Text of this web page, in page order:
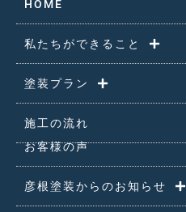
HOME
私たちができること
塗装プラン
施工の流れ
お客様の声
彦根塗装からのお知らせ